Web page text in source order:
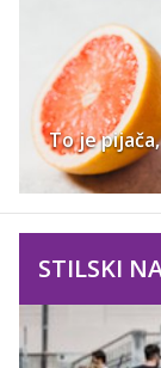
To je
STILSKI